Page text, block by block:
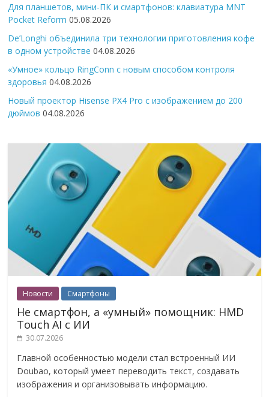
Для планшетов, мини-ПК и смартфонов: клавиатура MNT
Pocket Reform 05.08.2026
De’Longhi объединила три технологии приготовления кофе
в одном устройстве 04.08.2026
«Умное» кольцо RingConn с новым способом контроля
здоровья 04.08.2026
Новый проектор Hisense PX4 Pro с изображением до 200
дюймов 04.08.2026
Новости Смартфоны
Не смартфон, а «умный» помощник: HMD
Touch AI с ИИ
30.07.2026
Главной особенностью модели стал встроенный ИИ
Doubao, который умеет переводить текст, создавать
изображения и организовывать информацию.